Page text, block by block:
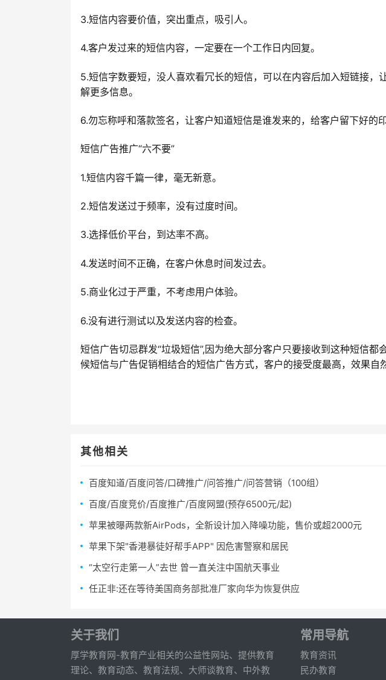
3.短信内容要价值，突出重点，吸引人。
4.客户发过来的短信内容，一定要在一个工作日内回复。
5.短信字数要短，没人喜欢看冗长的短信，可以在内容后加入短链接，
解更多信息。
6.勿忘称呼和落款签名，让客户知道短信是谁发来的，给客户留下好的印
短信广告推广“六不要”
1.短信内容千篇一律，毫无新意。
2.短信发送过于频率，没有过度时间。
3.选择低价平台，到达率不高。
4.发送时间不正确，在客户休息时间发过去。
5.商业化过于严重，不考虑用户体验。
6.没有进行测试以及发送内容的检查。
短信广告切忌群发“垃圾短信”,因为绝大部分客户只要接收到这种短信都
候短信与广告促销相结合的短信广告方式，客户的接受度最高，效果自
其他相关
百度知道/百度问答/口碑推广/问答推广/问答营销（100组）
百度/百度竞价/百度推广/百度网盟(预存6500元/起)
苹果被曝两款新AirPods，全新设计加入降噪功能，售价或超2000元
苹果下架"香港暴徒好帮手APP" 因危害警察和居民
“太空行走第一人”去世 曾一直关注中国航天事业
任正非:还在等待美国商务部批准厂家向华为恢复供应
关于我们
厚学教育网-教育产业相关的公益性网站、提供教育
理论、教育动态、教育法规、大师谈教育、中外教
常用导航
教育资讯
民办教育